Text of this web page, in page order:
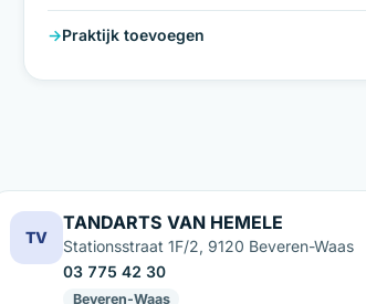
Praktijk toevoegen
TV
TANDARTS VAN HEMELE
Stationsstraat 1F/2, 9120 Beveren-Waas
03 775 42 30
Beveren-Waas